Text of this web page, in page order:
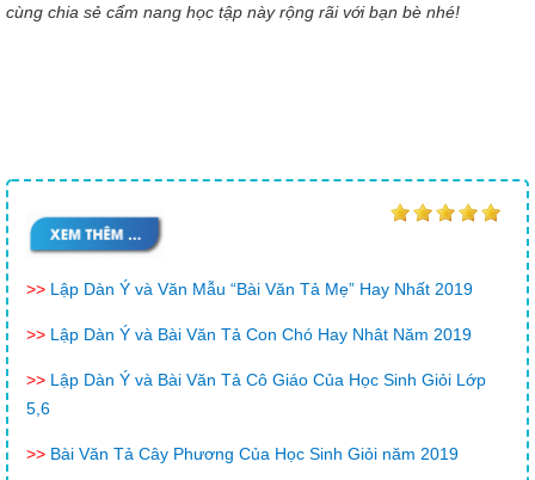
cùng chia sẻ cẩm nang học tập này rộng rãi với bạn bè nhé!
>> Lập Dàn Ý và Văn Mẫu “Bài Văn Tả Mẹ” Hay Nhất 2019
>> Lập Dàn Ý và Bài Văn Tả Con Chó Hay Nhât Năm 2019
>> Lập Dàn Ý và Bài Văn Tả Cô Giáo Của Học Sinh Giỏi Lớp
5,6
>> Bài Văn Tả Cây Phương Của Học Sinh Giỏi năm 2019